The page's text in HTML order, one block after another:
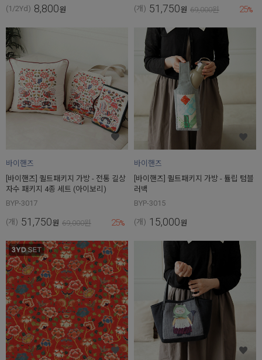
(1/2Yd) 8,800원 (개) 51,750원 69,000원 25%
바이핸즈
[바이핸즈] 퀼트패키지 가방 - 전통 길상
자수 패키지 4종 세트 (아이보리)
BYP-3017
(개) 51,750원 69,000원 25%
바이핸즈
[바이핸즈] 퀼트패키지 가방 - 튤립 텀블
러백
BYP-3015
(개) 15,000원